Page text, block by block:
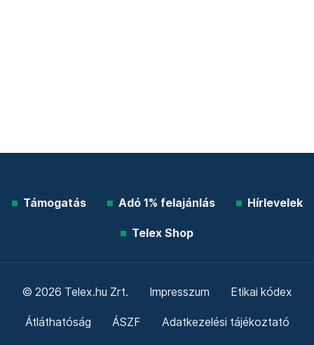
Támogatás Adó 1% felajánlás Hírlevelek
Telex Shop
© 2026 Telex.hu Zrt. Impresszum Etikai kódex
Átláthatóság ÁSZF Adatkezelési tájékoztató